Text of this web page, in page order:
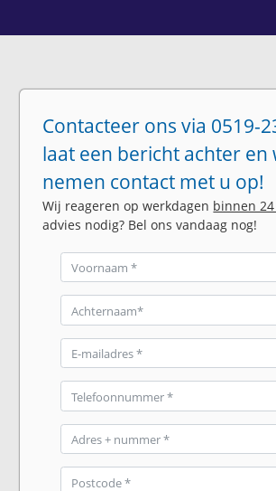
Contacteer ons via 0519-
laat een bericht achter en
nemen contact met u op!
Wij reageren op werkdagen binnen
advies nodig? Bel ons vandaag nog!